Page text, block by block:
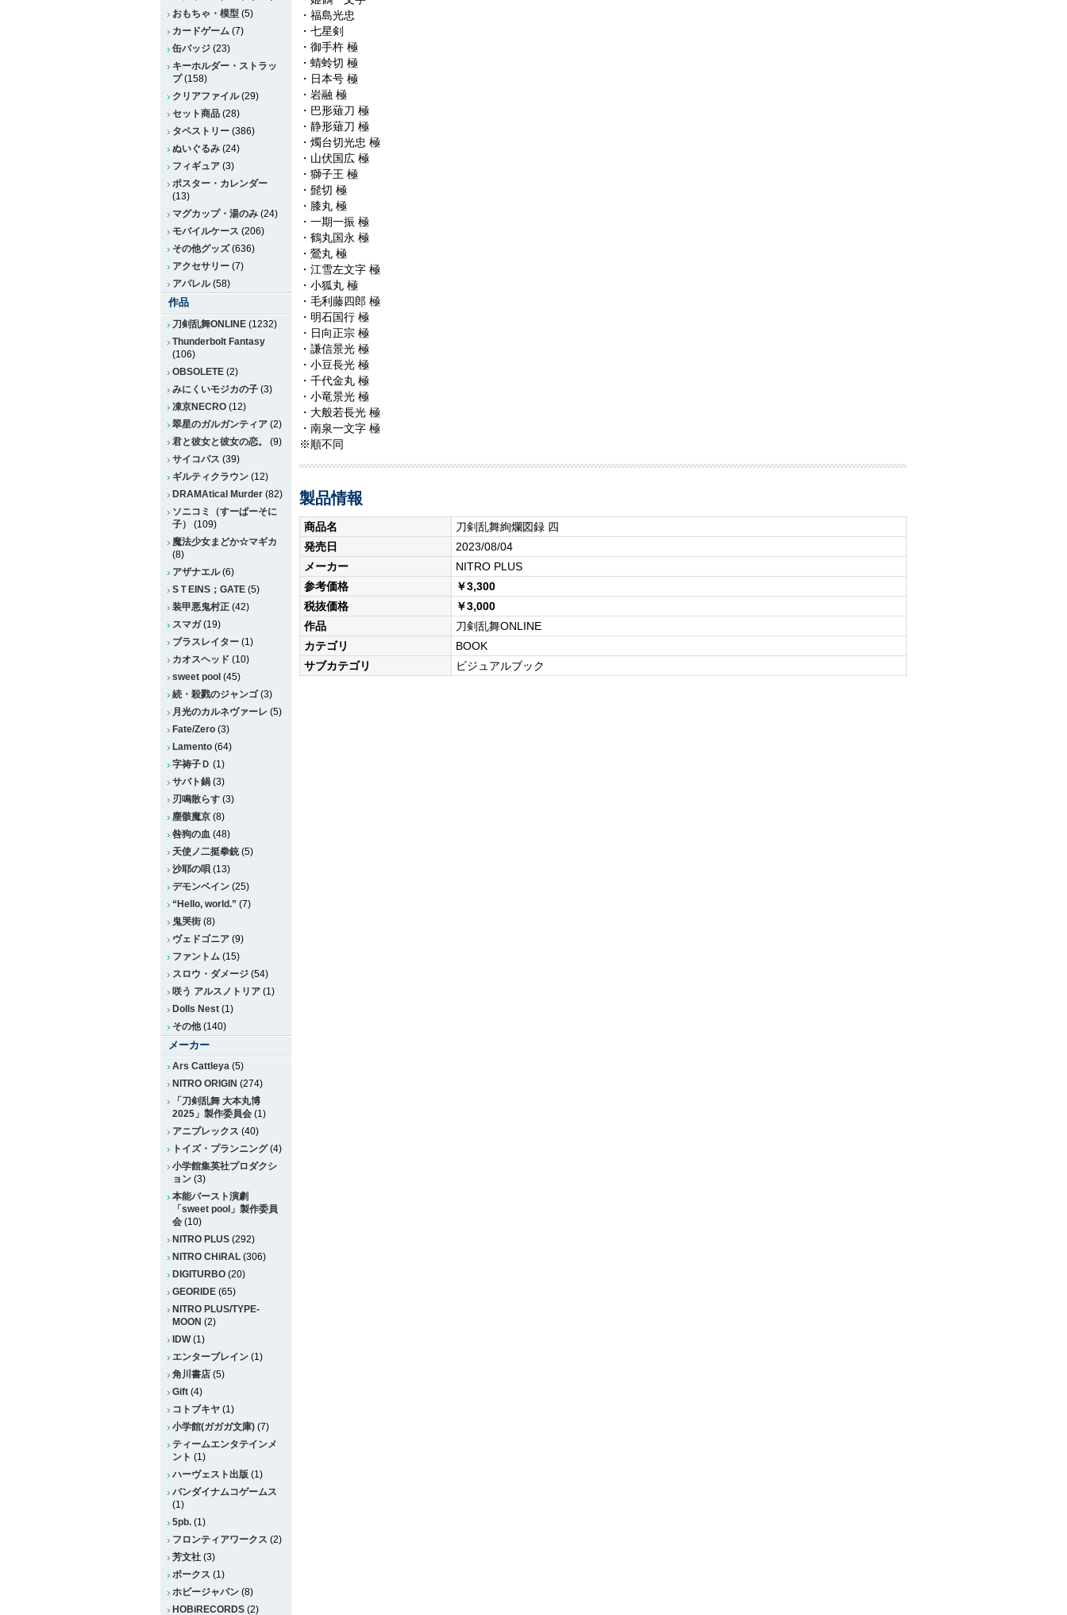
・福島光忠
・七星剣
・御手杵 極
・蜻蛉切 極
・日本号 極
・岩融 極
・巴形薙刀 極
・静形薙刀 極
・燭台切光忠 極
・山伏国広 極
・獅子王 極
・髭切 極
・膝丸 極
・一期一振 極
・鶴丸国永 極
・鶯丸 極
・江雪左文字 極
・小狐丸 極
・毛利藤四郎 極
・明石国行 極
・日向正宗 極
・謙信景光 極
・小豆長光 極
・千代金丸 極
・小竜景光 極
・大般若長光 極
・南泉一文字 極
※順不同
製品情報
商品名
刀剣乱舞絢爛図録 四
発売日
2023/08/04
メーカー
NITRO PLUS
参考価格
￥3,300
税抜価格
￥3,000
作品
刀剣乱舞ONLINE
カテゴリ
BOOK
サブカテゴリ
ビジュアルブック
おもちゃ・模型 (5)
カードゲーム (7)
缶バッジ (23)
キーホルダー・ストラッ
プ(158)
クリアファイル(29)
セット商品 (28)
タペストリー (386)
ぬいぐるみ (24)
フィギュア (3)
ポスター・カレンダー
(13)
マグカップ・湯のみ (24)
モバイルケース (206)
その他グッズ(636)
アクセサリー (7)
アパレル(58)
作品
刀剣乱舞ONLINE (1232)
Thunderbolt Fantasy
(106)
OBSOLETE (2)
みにくいモジカの子 (3)
凍京NECRO (12)
翠星のガルガンティア (2)
君と彼女と彼女の恋。
(9)
サイコパス (39)
ギルティクラウン (12)
DRAMAtical Murder (82)
ソニコミ（すーぱーそに
子）
(109)
魔法少女まどか☆マギカ
(8)
アザナエル(6)
SＴEINS；GATE (5)
装甲悪鬼村正 (42)
スマガ(19)
ブラスレイター (1)
カオスヘッド (10)
sweet pool (45)
続・殺戮のジャンゴ(3)
月光のカルネヴァーレ (5)
Fate/Zero (3)
Lamento (64)
字祷子Ｄ (1)
サバト鍋 (3)
刃鳴散らす (3)
塵骸魔京 (8)
咎狗の血 (48)
天使ノ二挺拳銃(5)
沙耶の唄 (13)
デモンベイン (25)
“Hello, world.” (7)
鬼哭街 (8)
ヴェドゴニア (9)
ファントム (15)
スロウ・ダメージ (54)
咲う アルスノトリア (1)
Dolls Nest (1)
その他(140)
メーカー
Ars Cattleya (5)
NITRO ORIGIN (274)
「刀剣乱舞 大本丸博
2025」製作委員会 (1)
アニプレックス (40)
トイズ・プランニング(4)
小学館集英社プロダクシ
ョン (3)
本能バースト演劇
「sweet pool」製作委員
会 (10)
NITRO PLUS (292)
NITRO CHiRAL (306)
DIGITURBO (20)
GEORIDE (65)
NITRO PLUS/TYPE-
MOON (2)
IDW(1)
エンターブレイン (1)
角川書店 (5)
Gift (4)
コトブキヤ (1)
小学館(ガガガ文庫) (7)
ティームエンタテインメ
ント (1)
ハーヴェスト出版 (1)
バンダイナムコゲームス
(1)
5pb. (1)
フロンティアワークス (2)
芳文社 (3)
ボークス (1)
ホビージャパン (8)
HOBiRECORDS (2)